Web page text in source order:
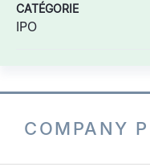
CATÉGORIE
IPO
COMPANY